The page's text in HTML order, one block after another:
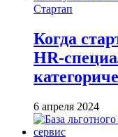
Стартап
Когда
HR-
6 апреля 2024